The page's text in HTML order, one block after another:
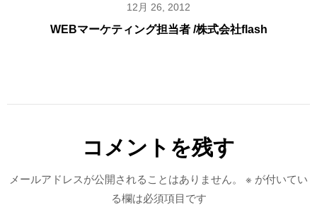
12月 26, 2012
WEBマーケティング担当者 /株式会社flash
コメントを残す
メールアドレスが公開されることはありません。 ※ が付いてい
る欄は必須項目です